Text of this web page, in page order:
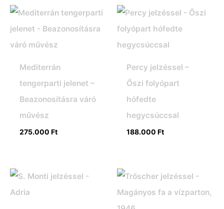
Mediterrán
tengerparti jelenet –
Beazonosításra váró
művész
275.000 Ft
Percy jelzéssel –
Őszi folyópart
hófedte
hegycsúccsal
188.000 Ft